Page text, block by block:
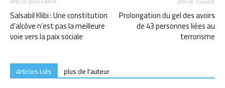
Salsabil Klibi : Une constitution
d’alcôve n’est pas la meilleure
voie vers la paix sociale
Prolongation du gel des avoirs
de 43 personnes liées au
terrorisme
Articles Liés
plus de l'auteur